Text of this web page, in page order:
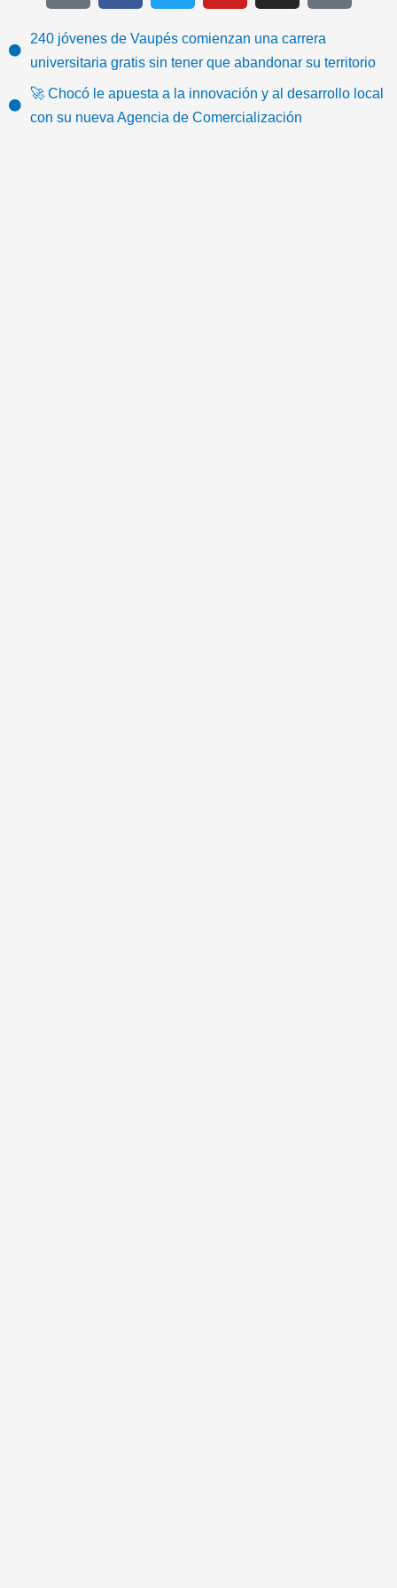
t
o
k
e
b
o
o
k
t
t
e
r
t
u
b
e
t
a
g
r
a
-
e
m
240 jóvenes de Vaupés comienzan una carrera
universitaria gratis sin tener que abandonar su territorio
🚀 Chocó le apuesta a la innovación y al desarrollo local
con su nueva Agencia de Comercialización